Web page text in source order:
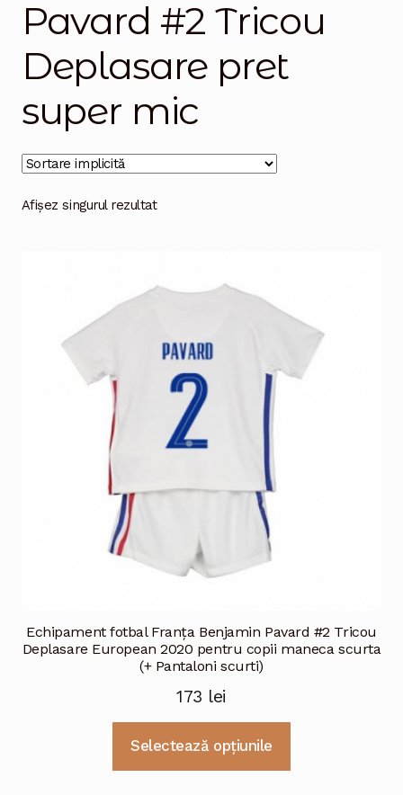
Pavard #2 Tricou
Deplasare pret
super mic
Afișez singurul rezultat
Echipament fotbal Franţa Benjamin Pavard #2 Tricou
Deplasare European 2020 pentru copii maneca scurta
(+ Pantaloni scurti)
173 lei
Selectează opțiunile